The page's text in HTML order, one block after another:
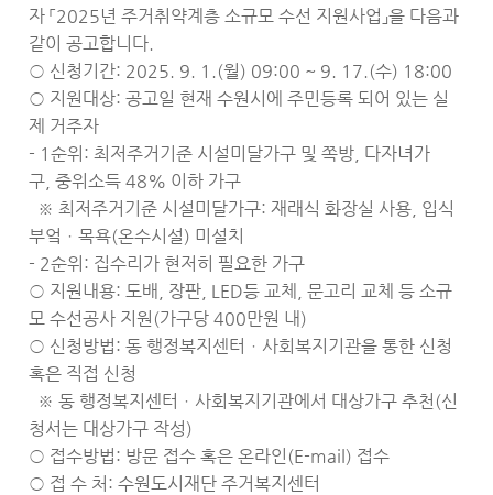
자 「2025년 주거취약계층 소규모 수선 지원사업」을 다음과
같이 공고합니다.
○ 신청기간: 2025. 9. 1.(월) 09:00 ~ 9. 17.(수) 18:00
○ 지원대상: 공고일 현재 수원시에 주민등록 되어 있는 실
제 거주자
- 1순위: 최저주거기준 시설미달가구 및 쪽방, 다자녀가
구, 중위소득 48% 이하 가구
※ 최저주거기준 시설미달가구: 재래식 화장실 사용, 입식
부엌ㆍ목욕(온수시설) 미설치
- 2순위: 집수리가 현저히 필요한 가구
○ 지원내용: 도배, 장판, LED등 교체, 문고리 교체 등 소규
모 수선공사 지원(가구당 400만원 내)
○ 신청방법: 동 행정복지센터ㆍ사회복지기관을 통한 신청
혹은 직접 신청
※ 동 행정복지센터ㆍ사회복지기관에서 대상가구 추천(신
청서는 대상가구 작성)
○ 접수방법: 방문 접수 혹은 온라인(E-mail) 접수
○ 접 수 처: 수원도시재단 주거복지센터